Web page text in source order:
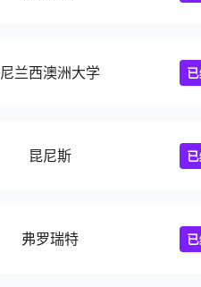
尼兰西澳洲大学
昆尼斯
弗罗瑞特